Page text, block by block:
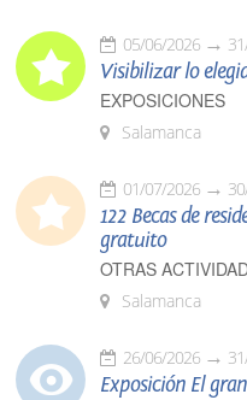
05/06/2026
Visibilizar lo
EXPOSICIONES
Salamanca
01/07/2026
122 Becas de
gratuito
OTRAS
Salamanca
26/06/2026
Exposición El